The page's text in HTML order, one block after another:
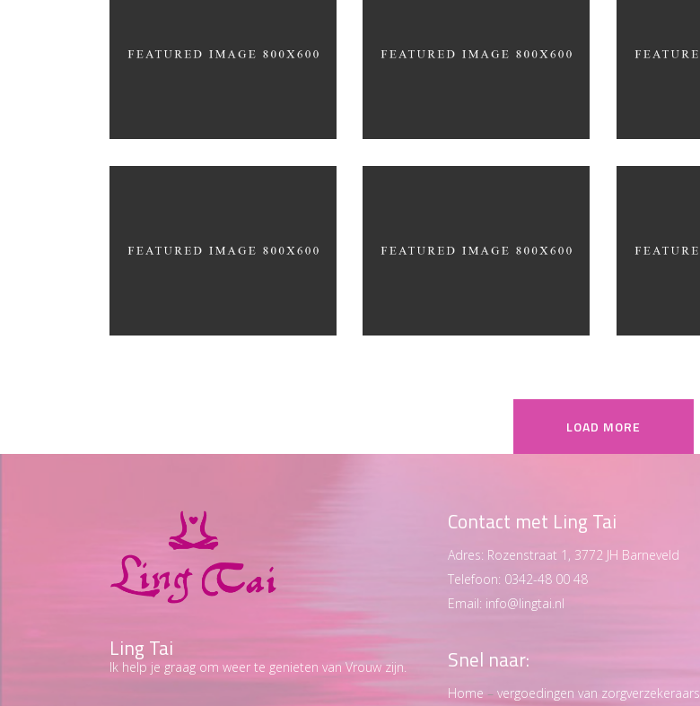
MODELLING EDUCATIONAL 140 GROUP
COLOSSAL
Letter 3D Printing
NEXT CO.
LOAD MORE
Ling Tai
Ik help je graag om weer te genieten van Vrouw zijn.
Contact met Ling Tai
Adres: Rozenstraat 1, 3772 JH Barneveld
Telefoon: 0342-48 00 48
Email: info@lingtai.nl
Snel naar:
Home – vergoedingen van zorgverzekeraars